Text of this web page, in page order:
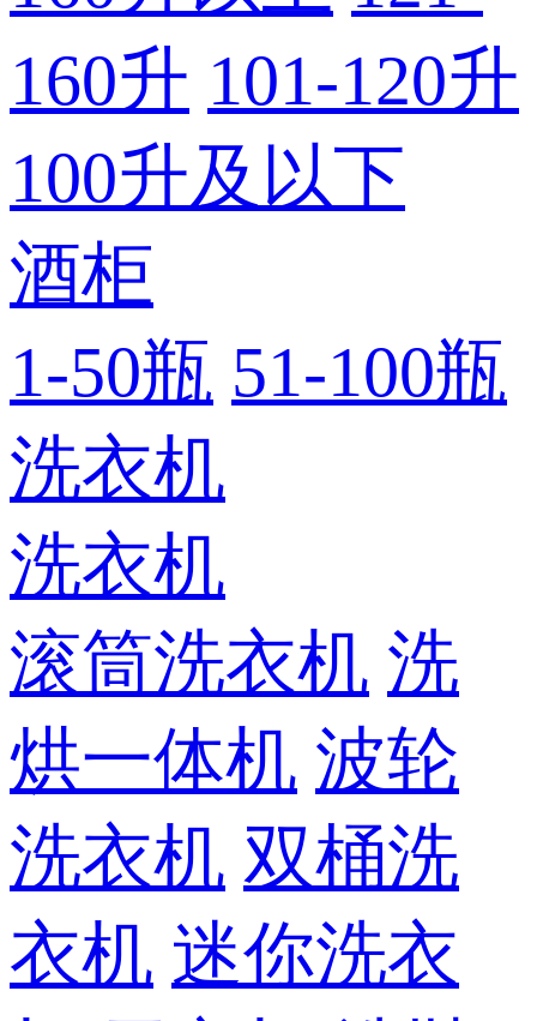
160升 101-120升
100升及以下
酒柜
1-50瓶 51-100瓶
洗衣机
洗衣机
滚筒洗衣机 洗
烘一体机 波轮
洗衣机 双桶洗
衣机 迷你洗衣